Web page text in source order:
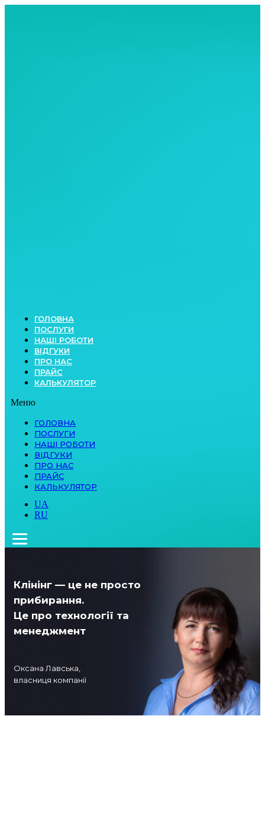
ГОЛОВНА
ПОСЛУГИ
НАШІ РОБОТИ
ВІДГУКИ
ПРО НАС
ПРАЙС
КАЛЬКУЛЯТОР
Меню
ГОЛОВНА
ПОСЛУГИ
НАШІ РОБОТИ
ВІДГУКИ
ПРО НАС
ПРАЙС
КАЛЬКУЛЯТОР
UA
RU
Клінінг — це не просто
прибирання.
Це про технології та
менеджмент
Оксана Лавська,
власниця компанії